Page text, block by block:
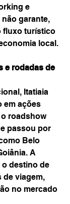
e
garante,
fluxo turístico
local.
e rodadas de
Itatiaia
em ações
roadshow
passou por
Belo
A
destino de
de viagem,
no mercado